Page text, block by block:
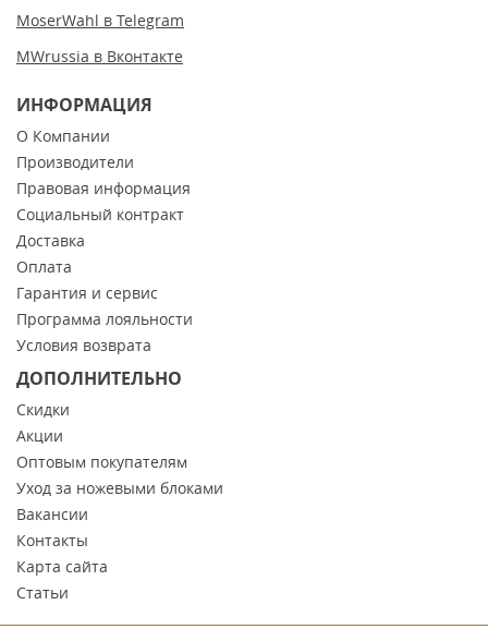
MoserWahl в Telegram
MWrussia в Вконтакте
ИНФОРМАЦИЯ
О Компании
Производители
Правовая информация
Социальный контракт
Доставка
Оплата
Гарантия и сервис
Программа лояльности
Условия возврата
ДОПОЛНИТЕЛЬНО
Скидки
Акции
Оптовым покупателям
Уход за ножевыми блоками
Вакансии
Контакты
Карта сайта
Статьи